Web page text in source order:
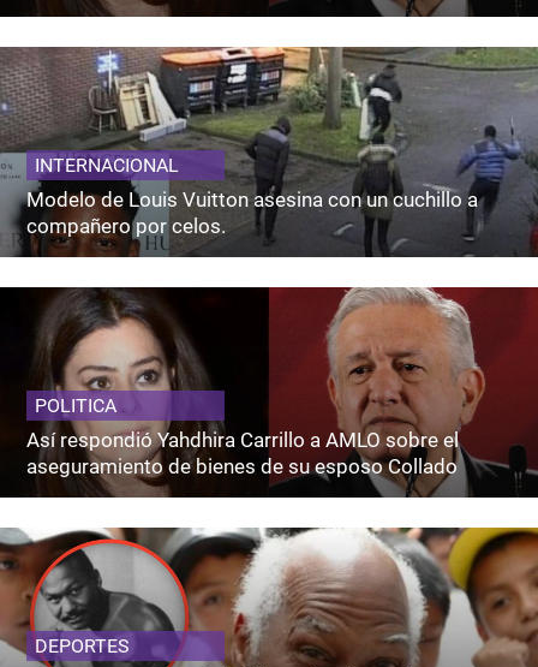
INTERNACIONAL
Modelo de Louis Vuitton asesina con un cuchillo a
compañero por celos.
POLITICA
Así respondió Yahdhira Carrillo a AMLO sobre el
aseguramiento de bienes de su esposo Collado
DEPORTES